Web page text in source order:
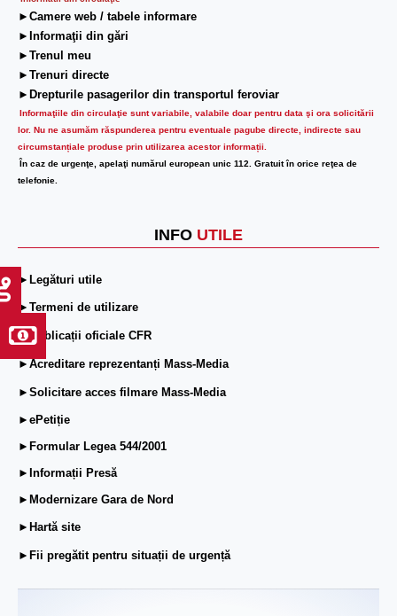
►Camere web / tabele informare
►Informaţii din gări
►Trenul meu
►Trenuri directe
►Drepturile pasagerilor din transportul feroviar
Informaţiile din circulaţie sunt variabile, valabile doar pentru data şi ora solicitării
lor. Nu ne asumăm răspunderea pentru eventuale pagube directe, indirecte sau
circumstanțiale produse prin utilizarea acestor informații.
În caz de urgenţe, apelaţi numărul european unic 112. Gratuit în orice reţea de
telefonie.
INFO UTILE
►Legături utile
►Termeni de utilizare
►Publicații oficiale CFR
►Acreditare reprezentanți Mass-Media
►Solicitare acces filmare Mass-Media
►ePetiție
►Formular Legea 544/2001
►Informații Presă
►Modernizare Gara de Nord
►Hartă site
►Fii pregătit pentru situații de urgență